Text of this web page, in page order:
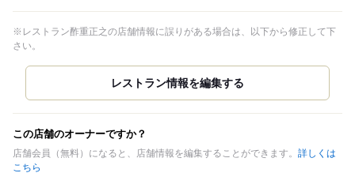
※レストラン酢重正之の店舗情報に誤りがある場合は、以下から修正して下
さい。
この店舗のオーナーですか？
店舗会員（無料）になると、店舗情報を編集することができます。 詳しくは
こちら